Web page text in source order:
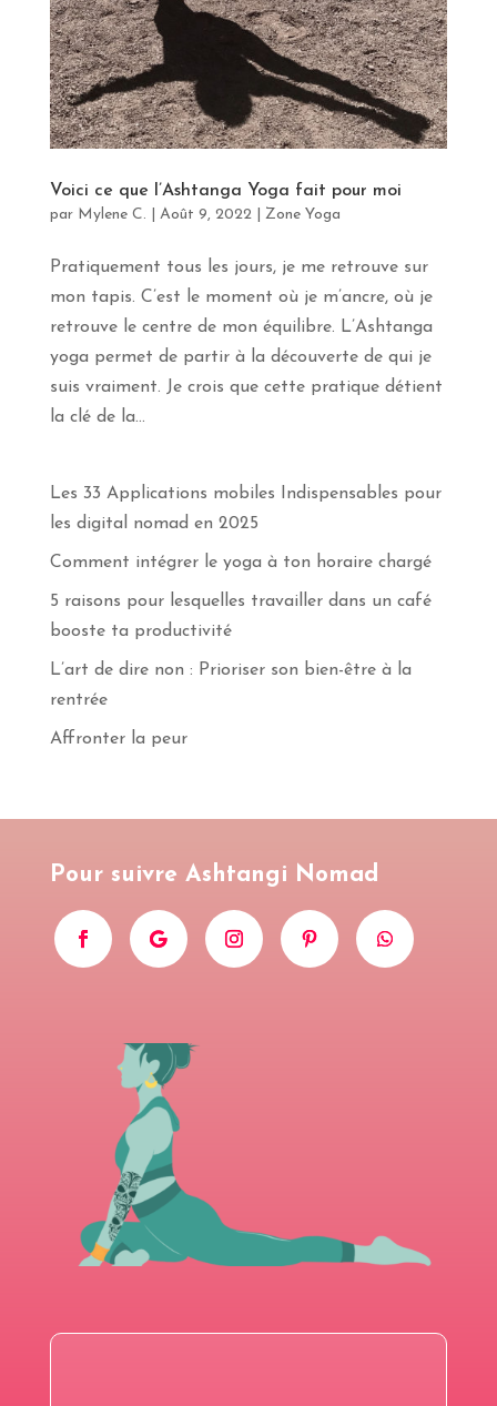
Voici ce que l’Ashtanga Yoga fait pour moi
par Mylene C. Août 9, 2022| Zone Yoga
Pratiquement tous les jours, je me retrouve sur
mon tapis. C’est le moment où je m’ancre, où je
retrouve le centre de mon équilibre. L’Ashtanga
yoga permet de partir à la découverte de qui je
suis vraiment. Je crois que cette pratique détient
la clé de la...
Les 33 Applications mobiles Indispensables pour
les digital nomad en 2025
Comment intégrer le yoga à ton horaire chargé
5 raisons pour lesquelles travailler dans un café
booste ta productivité
L’art de dire non : Prioriser son bien-être à la
rentrée
Affronter la peur
Pour suivre Ashtangi Nomad